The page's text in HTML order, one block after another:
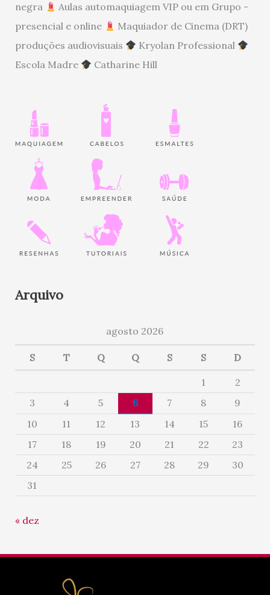
negra
Aulas automaquiagem VIP ou em Grupo -
presencial e online
Maquiador de Cinema (DRT)
produções audiovisuais
Kryolan Professional
Escola Madre
Catharine Hill
Arquivo
agosto 2026
S T Q Q S S D
1
2
3
4 5 6 7 8
9
10
11 12 13 14 15
16
17
18 19 20 21 22
23
24
25 26 27 28 29
30
31
« dez